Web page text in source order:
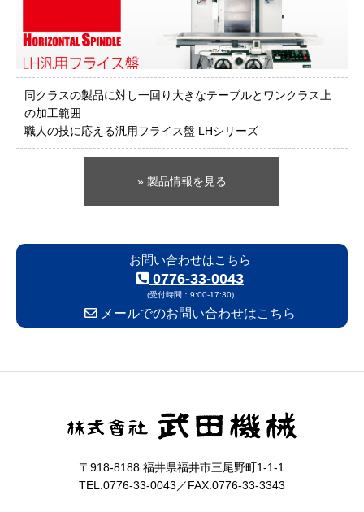
同クラスの製品に対し一回り大きなテーブルとワンクラス上
の加工範囲
職人の技に応える汎用フライス盤 LHシリーズ
» 製品情報を見る
お問い合わせはこちら
0776-33-0043
(受付時間：9:00-17:30)
メールでのお問い合わせはこちら
〒918-8188 福井県福井市三尾野町1-1-1
TEL:0776-33-0043／FAX:0776-33-3343